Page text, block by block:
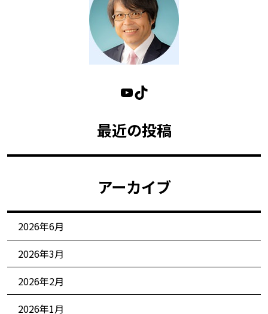
最近の投稿
アーカイブ
2026年6月
2026年3月
2026年2月
2026年1月